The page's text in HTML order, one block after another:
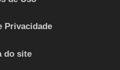
Privacidade
do site